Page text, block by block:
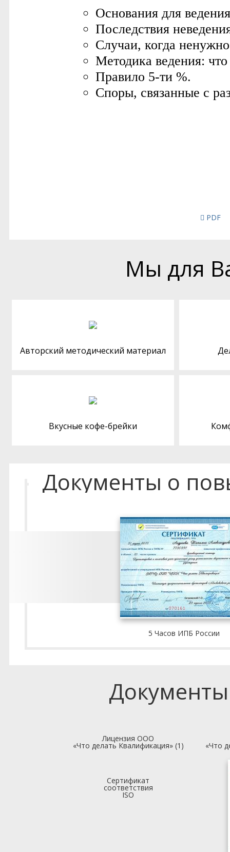
PDF
Мы для
Авторский методический материал
Вкусные кофе-брейки
Документы о
5 Часов ИПБ России
Лицензия ООО
«Что делать Квалификация» (1) «Что
Сертификат
соответствия
ISO